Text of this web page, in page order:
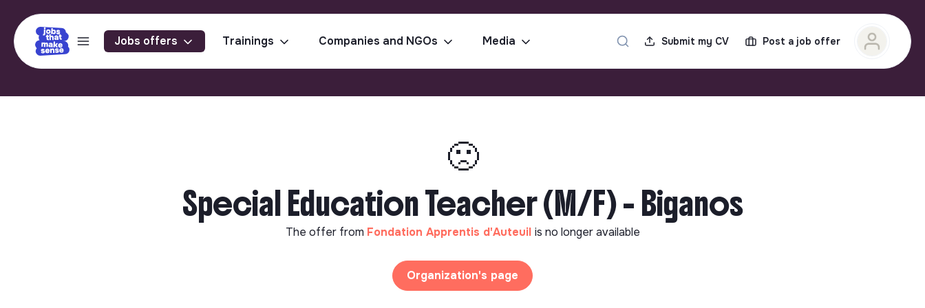
Jobs offers Trainings Companies and NGOs Media Submit my CV Post a job offer
🙁
Special Education Teacher (M/F) - Biganos
The offer from Fondation Apprentis d'Auteuil is no longer available
Organization's page